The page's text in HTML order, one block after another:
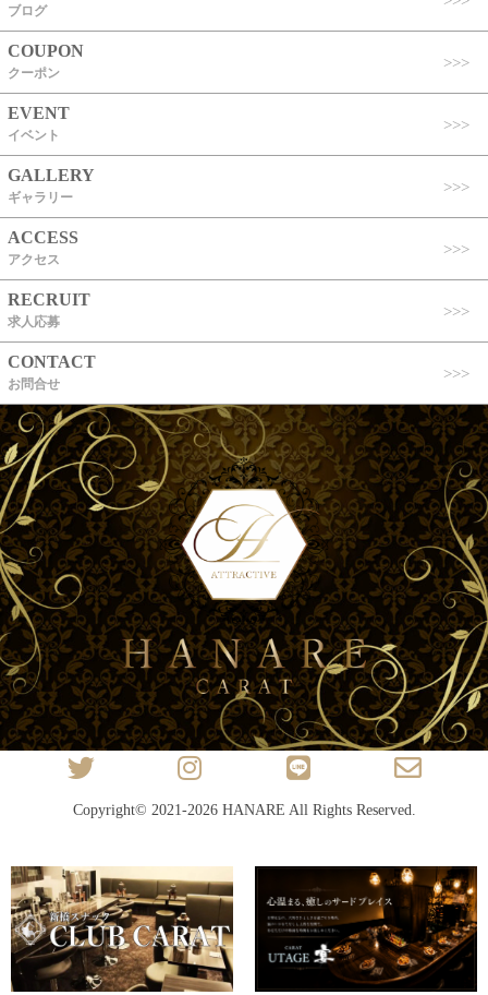
ブログ
COUPON
クーポン
EVENT
イベント
GALLERY
ギャラリー
ACCESS
アクセス
RECRUIT
求人応募
CONTACT
お問合せ
Copyright© 2021-2026 HANARE All Rights Reserved.